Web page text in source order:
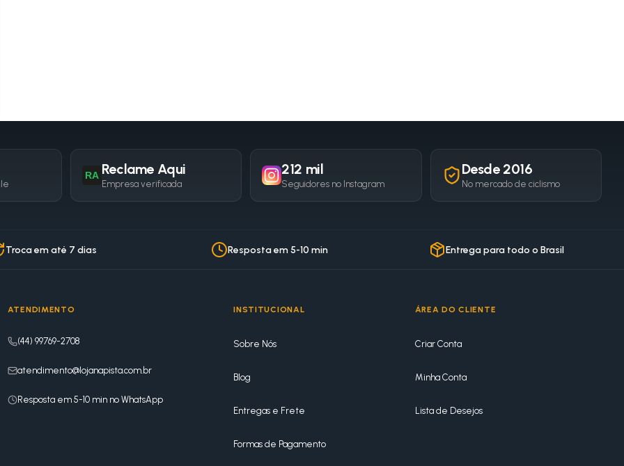
RA Reclame Aqui
Empresa verificada
212 mil
Seguidores no Instagram
Desde 2016
No mercado de ciclismo
Troca em até 7 dias Resposta em 5-10 min Entrega para todo o Brasil
ATENDIMENTO
(44) 99769-2708
atendimento@lojanapista.com.br
Resposta em 5-10 min no WhatsApp
INSTITUCIONAL
Sobre Nós
Blog
Entregas e Frete
Formas de Pagamento
ÁREA DO CLIENTE
Criar Conta
Minha Conta
Lista de Desejos